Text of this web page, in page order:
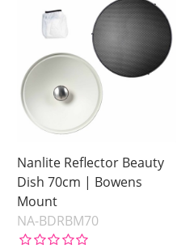
Nanlite Reflector Beauty
Dish 70cm | Bowens
Mount
NA-BDRBM70